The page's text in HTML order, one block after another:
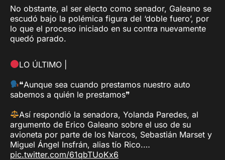
No obstante, al ser electo como senador, Galeano se
escudó bajo la polémica figura del ‘doble fuero’, por
lo que el proceso iniciado en su contra nuevamente
quedó parado.
LO ÚLTIMO |
❝Aunque sea cuando prestamos nuestro auto
sabemos a quién le prestamos❞
Así respondió la senadora, Yolanda Paredes, al
argumento de Erico Galeano sobre el uso de su
avioneta por parte de los Narcos, Sebastián Marset y
Miguel Ángel Insfrán, alias tío Rico.…
pic.twitter.com/61qbTUoKx6